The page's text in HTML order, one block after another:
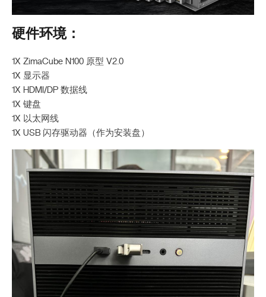
硬件环境：
1X ZimaCube N100 原型 V2.0
1X 显示器
1X HDMI/DP 数据线
1X 键盘
1X 以太网线
1X USB 闪存驱动器（作为安装盘）